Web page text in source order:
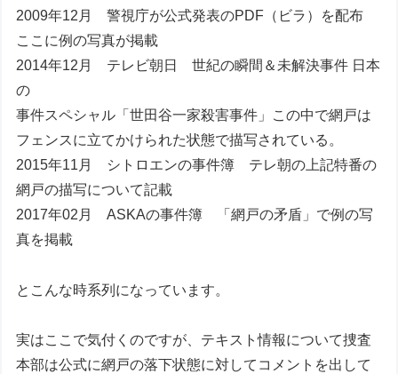
2009年12月 警視庁が公式発表のPDF（ビラ）を配布
ここに例の写真が掲載
2014年12月 テレビ朝日 世紀の瞬間＆未解決事件 日本
の
事件スペシャル「世田谷一家殺害事件」この中で網戸は
フェンスに立てかけられた状態で描写されている。
2015年11月 シトロエンの事件簿 テレ朝の上記特番の
網戸の描写について記載
2017年02月 ASKAの事件簿 「網戸の矛盾」で例の写
真を掲載
とこんな時系列になっています。
実はここで気付くのですが、テキスト情報について捜査
本部は公式に網戸の落下状態に対してコメントを出して